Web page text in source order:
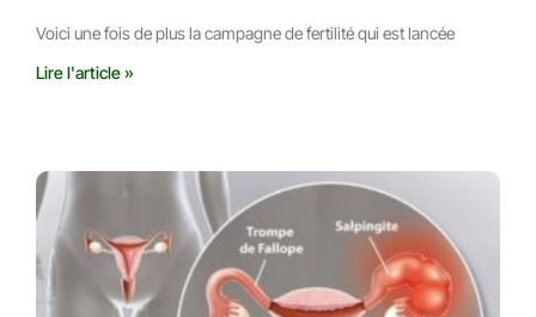
Voici une fois de plus la campagne de fertilité qui est lancée
Lire l'article »